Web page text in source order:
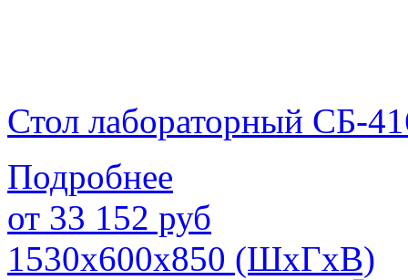
Стол лабораторный СБ-
Подробнее
от 33 152 руб
1530х600х850 (ШхГхВ)